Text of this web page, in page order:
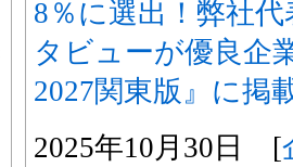
8％に選出！弊社
タビューが優良企
2027関東版』に掲
2025年10月30日 [